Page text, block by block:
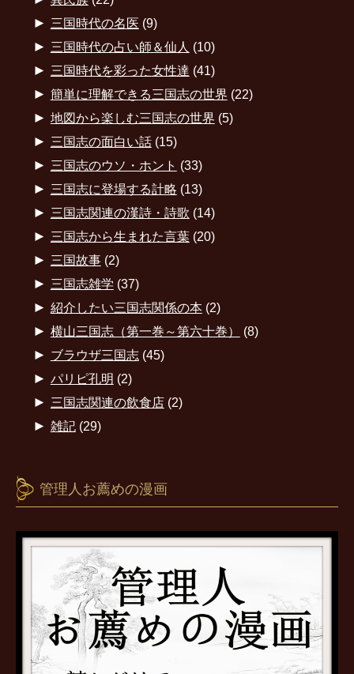
► 三国時代の名医 (9)
► 三国時代の占い師＆仙人 (10)
► 三国時代を彩った女性達 (41)
► 簡単に理解できる三国志の世界 (22)
► 地図から楽しむ三国志の世界 (5)
► 三国志の面白い話(15)
► 三国志のウソ・ホント (33)
► 三国志に登場する計略 (13)
► 三国志関連の漢詩・詩歌 (14)
► 三国志から生まれた言葉(20)
► 三国故事(2)
► 三国志雑学 (37)
► 紹介したい三国志関係の本(2)
► 横山三国志（第一巻～第六十巻） (8)
► ブラウザ三国志(45)
► パリピ孔明 (2)
► 三国志関連の飲食店(2)
► 雑記(29)
管理人お薦めの漫画